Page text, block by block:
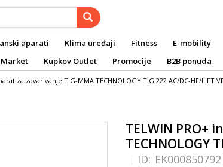
aparati Klima uređaji Fitness E-mobility
Market Kupkov Outlet Promocije B2B ponuda
za zavarivanje TIG-MMA TECHNOLOGY TIG 222 AC/DC-HF/LIFT
TELWIN PRO+
TECHNOLOGY
ID: EK000850792